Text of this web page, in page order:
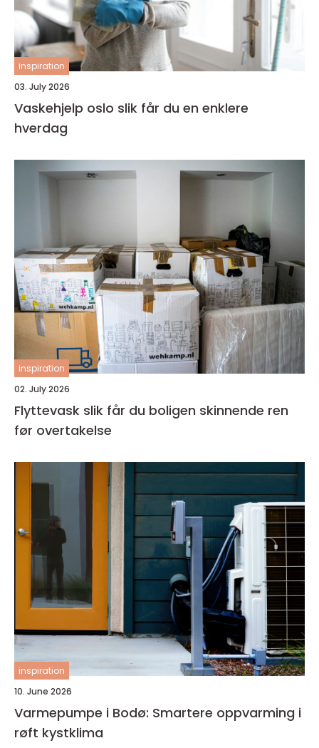
inspiration
03. July 2026
Vaskehjelp oslo slik får du en enklere
hverdag
inspiration
02. July 2026
Flyttevask slik får du boligen skinnende ren
før overtakelse
inspiration
10. June 2026
Varmepumpe i Bodø: Smartere oppvarming i
røft kystklima